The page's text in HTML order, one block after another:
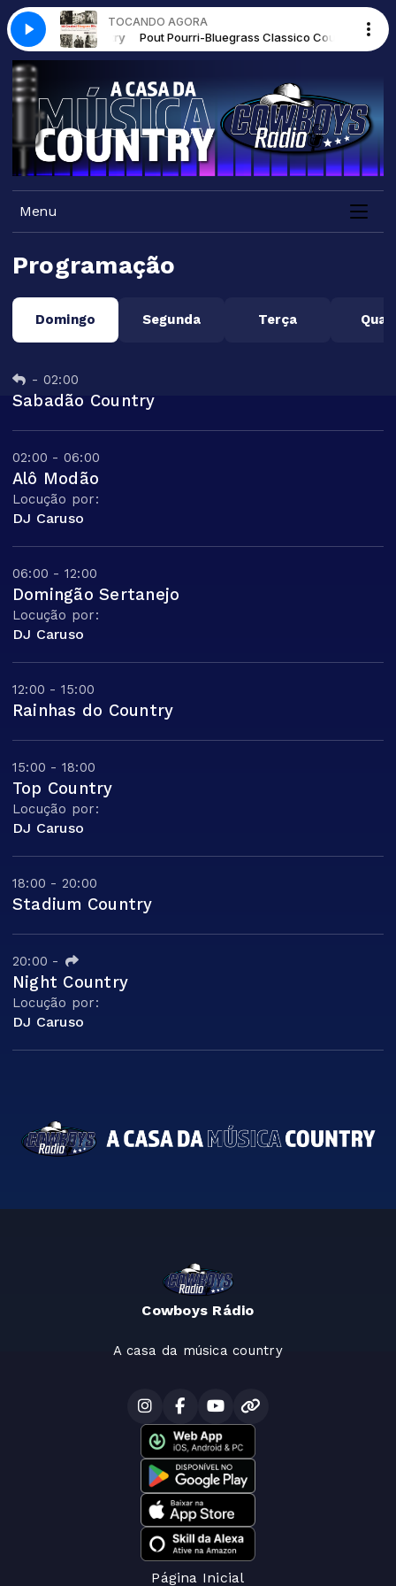
TOCANDO AGORA
Classico Country Pout Pourri-Bluegrass Classico Country
Menu
Programação
Domingo Segunda Terça
- 02:00
Sabadão Country
02:00 - 06:00
Alô Modão
Locução por:
DJ Caruso
06:00 - 12:00
Domingão Sertanejo
Locução por:
DJ Caruso
12:00 - 15:00
Rainhas do Country
15:00 - 18:00
Top Country
Locução por:
DJ Caruso
18:00 - 20:00
Stadium Country
20:00 -
Night Country
Locução por:
DJ Caruso
Cowboys Rádio
A casa da música country
Página Inicial